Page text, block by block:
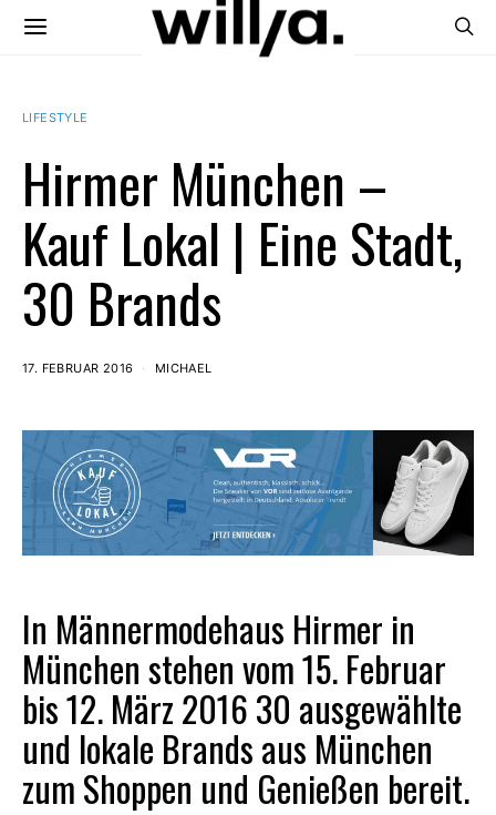
LIFESTYLE
Hirmer München –
Kauf Lokal | Eine Stadt,
30 Brands
17. FEBRUAR 2016 MICHAEL
In Männermodehaus Hirmer in
München stehen vom 15. Februar
bis 12. März 2016 30 ausgewählte
und lokale Brands aus München
zum Shoppen und Genießen bereit.